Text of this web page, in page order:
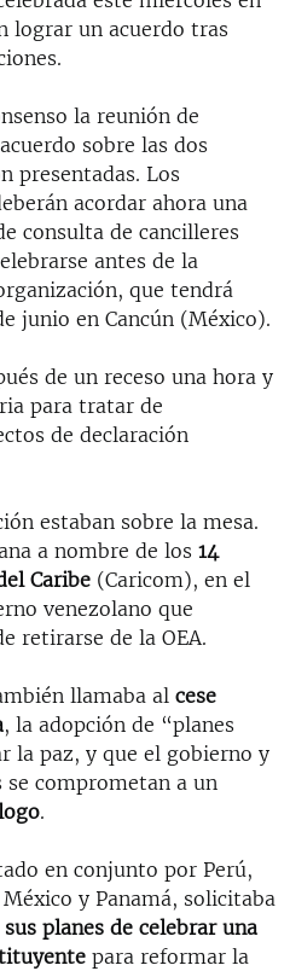
lograr un acuerdo tras
la reunión de
sobre las dos
presentadas. Los
acordar ahora una
consulta de cancilleres
antes de la
que tendrá
junio en Cancún (México).
de un receso una hora y
para tratar de
de declaración
estaban sobre la mesa.
a nombre de los 14
Caribe (Caricom), en el
venezolano que
retirarse de la OEA.
llamaba al cese
, la adopción de “planes
la paz, y que el gobierno y
se comprometan a un
.
en conjunto por Perú,
y Panamá, solicitaba
planes de celebrar una
para reformar la